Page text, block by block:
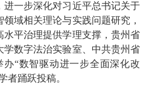
一步深化对习近平总书记关于
域相关理论与实践问题研究，
水平治理提供学理支撑，贵州省
学数字法治实验室、中共贵州省
“数智驱动进一步全面深化改
者踊跃投稿。